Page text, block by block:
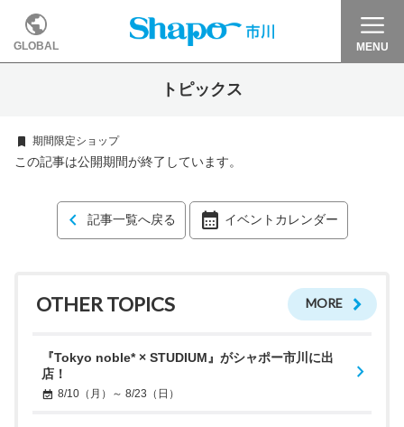
GLOBAL MENU
トピックス
期間限定ショップ
この記事は公開期間が終了しています。
記事一覧へ戻る イベントカレンダー
OTHER TOPICS MORE
『Tokyo noble* × STUDIUM』がシャポー市川に出
店！
8/10（月）～ 8/23（日）